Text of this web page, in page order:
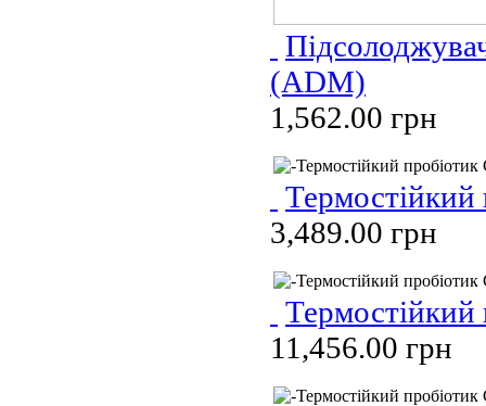
(ADM)
1,562.00 грн
Термостійкий
3,489.00 грн
11,456.00 грн